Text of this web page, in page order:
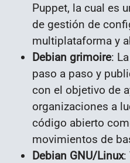
Puppet, la cual es
de gestión de
multiplataforma y
Debian grimoire:
paso a paso y
con el objetivo de
organizaciones a
código abierto
movimientos de
Debian GNU/Linux: